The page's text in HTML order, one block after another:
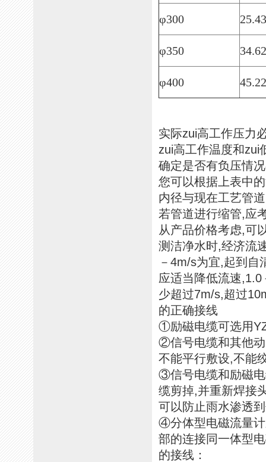
φ300
φ350
φ400
实际zui高工作压力
zui高工作温度和zui
确定是否有负压情
您可以根据上表中
内径与现在工艺管
若管道进行缩管,应
从产品价格考虑,可
测洁净水时,经济流
－4m/s为宜,起到
应适当降低流速
少超过7m/s,超过
的正确接线
①励磁电缆可选用
②信号电缆和其他
不能平行敷设,不能
③信号电缆和励磁
缆剪掉,并重新焊接
可以防止雨水渗透
④分体型电磁流量
部的连接同一体型
的接线：